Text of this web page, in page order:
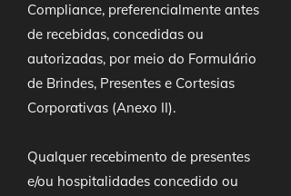
Compliance, preferencialmente antes
de recebidas, concedidas ou
autorizadas, por meio do Formulário
de Brindes, Presentes e Cortesias
Corporativas (Anexo II).
Qualquer recebimento de presentes
e/ou hospitalidades concedido ou